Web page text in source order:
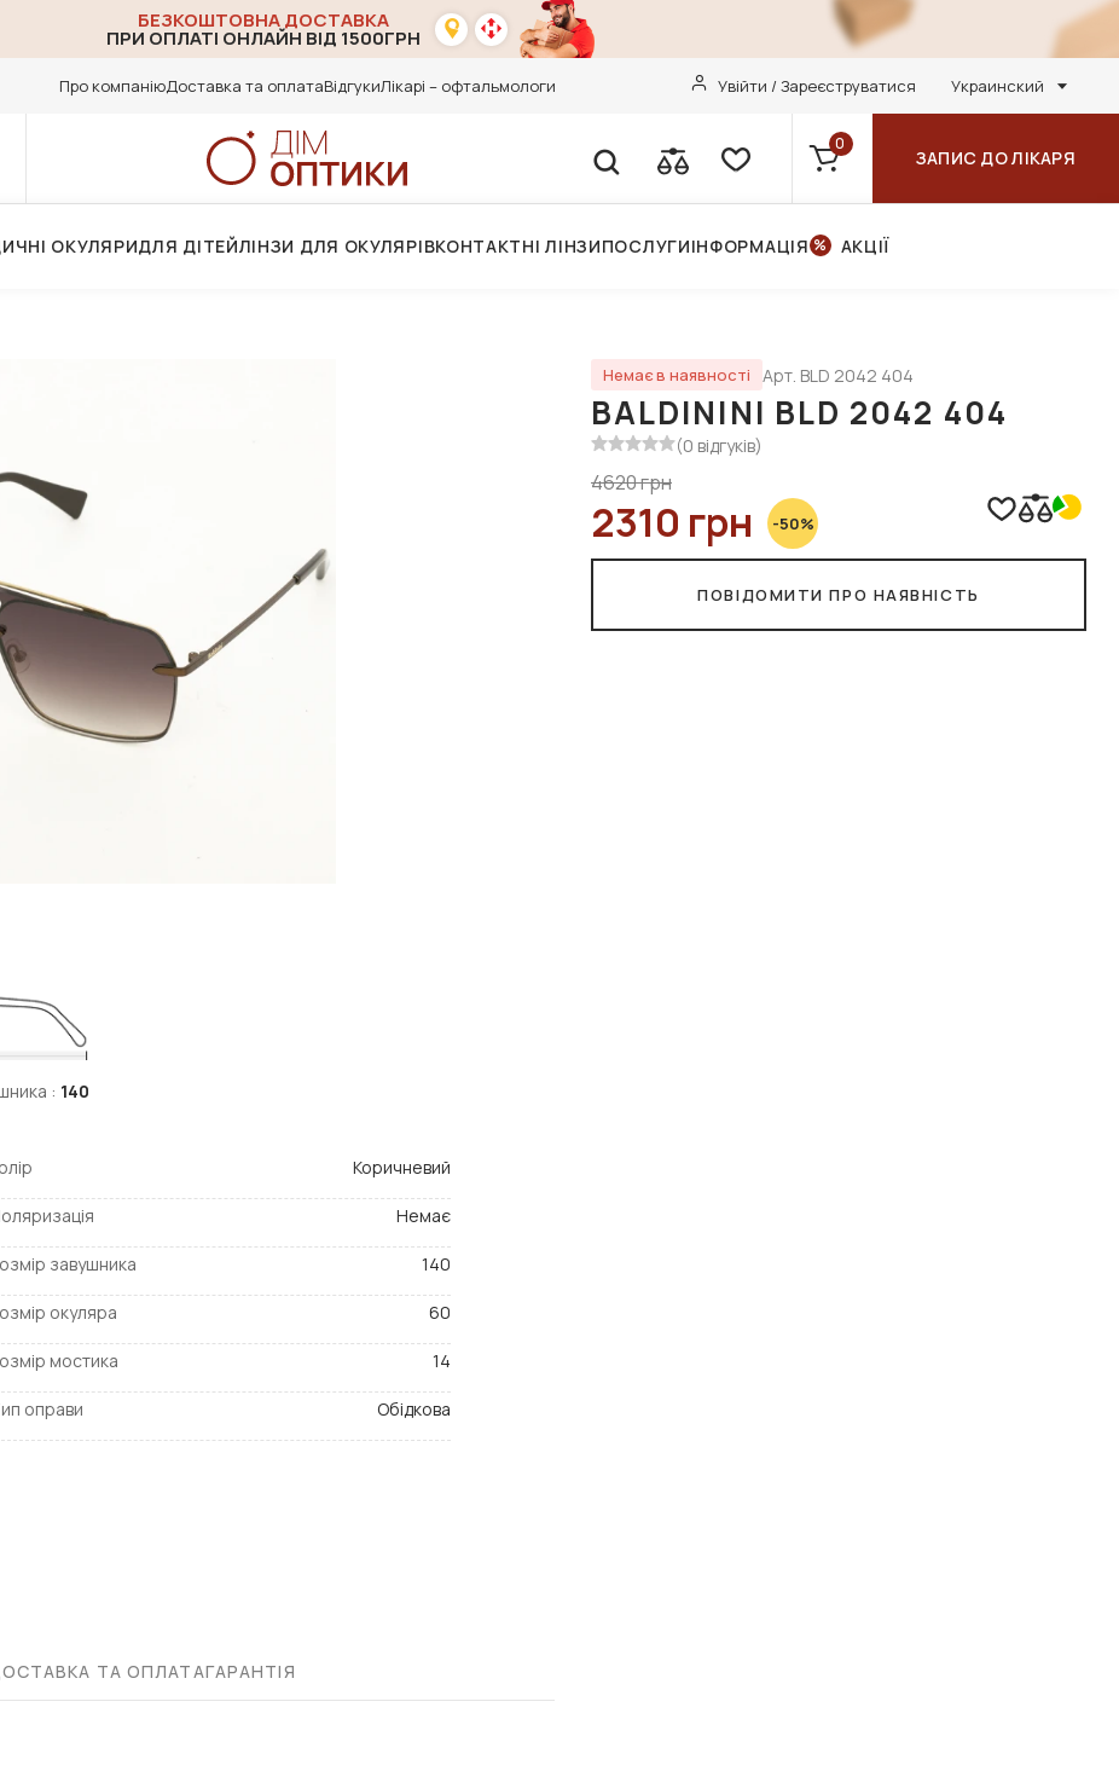
БЕЗКОШТОВНА ДОСТАВКА
ПРИ ОПЛАТІ ОНЛАЙН ВІД 1500ГРН
Про компаніюДоставка та оплатаВідгукиЛікарі – офтальмологи Увійти / Зареєструватися Украинский
0
ЗАПИС ДО ЛІКАРЯ
ОКУЛЯРИДЛЯ ДІТЕЙЛІНЗИ ДЛЯ ОКУЛЯРІВКОНТАКТНІ ЛІНЗИПОСЛУГИІНФОРМАЦІЯ АКЦІЇ
Немає в наявності Арт. BLD 2042 404
BALDININI BLD 2042 404
(0 відгуків)
4620 грн
2310 грн -50%
ПОВІДОМИТИ ПРО НАЯВНІСТЬ
: 140
Коричневий
Немає
завушника 140
окуляра 60
мостика 14
оправи Обідкова
ТА ОПЛАТАГАРАНТІЯ